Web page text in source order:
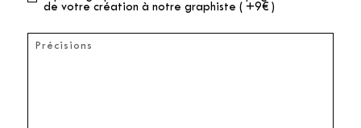
de votre création à notre graphiste ( +9€ )